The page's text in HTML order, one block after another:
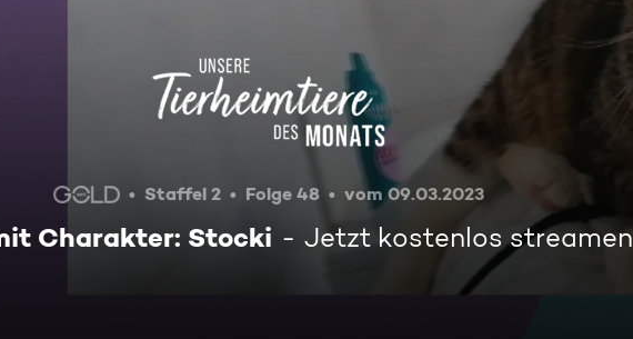
Kater mit Charakter: Stocki
Staffel 2 Folge 48 vom 09.03.2023
Charakter: Stocki Jetzt kostenlos streamen